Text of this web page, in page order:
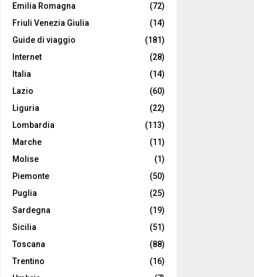
Emilia Romagna
(72)
Friuli Venezia Giulia
(14)
Guide di viaggio
(181)
Internet
(28)
Italia
(14)
Lazio
(60)
Liguria
(22)
Lombardia
(113)
Marche
(11)
Molise
(1)
Piemonte
(50)
Puglia
(25)
Sardegna
(19)
Sicilia
(51)
Toscana
(88)
Trentino
(16)